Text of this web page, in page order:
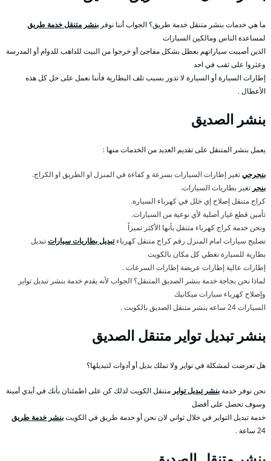
ما هي خدمات بنشر متنقل خدمة طريق؟ الجواب أننا نوفر بنشر متنقل خدمة طريق
لمساعدة الناس ومالكين السيارات
الذين أصيبت سياراتهم بعطل بشكل مفاجئ أو خرجوا من البيت للذاهب للدوام أو المدرسة
وعثروا على ثقب في احد
إطارات السيارة أو السيارة لا تدور بسبب تلف البطارية فأننا نعمل على حل كل هذه
الأعطال .
بنشر الصديق
يعمل بنشر المتنقل على تقديم العديد من الخدمات منها :
بنجرجيتغير إطارات السيارات بسرعة و كفاءة في المنزل او الطريق او الكراج.
بنجر تغير بطاريات السيارات.
كراج متنقل إصلاح إي خلل في كهرباء السيارة.
تأمين قطع غيار أصلية لأي نوعية من السيارات.
ونحن خدمة كراج كهرباء متنقل بأنها الأكثر تميزاً
تصليح سيارات امام المنزل رقم كراج متنقل كهرباءتبديل بطاريات سياراتتبديل
بطارية للسيارة نغطي كل مكان بالكويت
إطارات عالية إطارات عريضة إطارات السرعات .
لماذا نحن بجاجة خدمة بنشر الصديق المتنقل؟ الجواب لأنه يقدم خدمة بنشر تبديل تواير
وإصلاح كهرباء سيارات ميكانيك
السيارات 24 ساعه بنشر متنقل الصديق بالكويت .
بنشر تبديل تواير متنقل الصديق
هل تعرضت لمشكلة في تواير ولا تملك بديل أو أدوات لتبديلها؟
نحن نوفر خدمةبنشر تبديل تواير متنقل الكويت لذلك كن على اطمئنان بأنك في أيدي أمينة
وسوف تحصل على أفضل
خدمة تبديل التواير في خلال ثواني لان نحن أو خدمة طريق في الكويتبنشر خدمة طريق
24 ساعة .